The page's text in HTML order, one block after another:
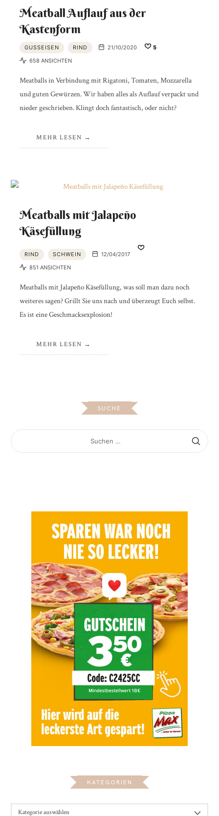
Meatball Auflauf aus der
Kastenform
GUSSEISEN RIND 21/10/2020
5
658 ANSICHTEN
Meatballs in Verbindung mit Rigatoni, Tomaten, Mozzarella
und guten Gewürzen. Wir haben alles als Auflauf verpackt und
nieder geschrieben. Klingt doch fantastisch, oder nicht?
MEHR LESEN
Meatballs mit Jalapeño
Käsefüllung
RIND SCHWEIN
12/04/2017
851 ANSICHTEN
Meatballs mit Jalapeño Käsefüllung, was soll man dazu noch
weiteres sagen? Grillt Sie uns nach und überzeugt Euch selbst.
Es ist eine Geschmacksexplosion!
MEHR LESEN
SUCHE
SUCHEN
KATEGORIEN